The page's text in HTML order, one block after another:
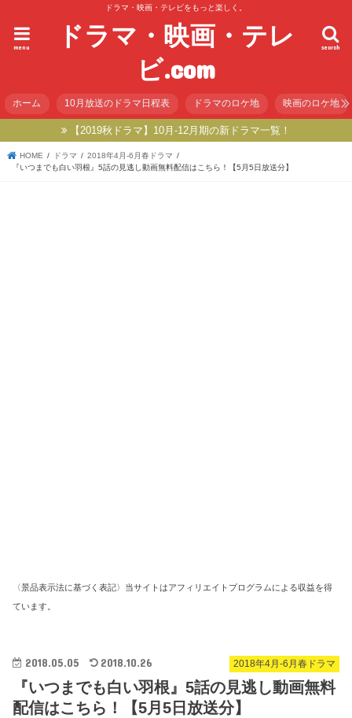
ドラマ・映画・テレビをもっと楽しく。
ドラマ・映画・テレ
ビ.com
search
menu
ホーム 10月放送のドラマ日程表 ドラマのロケ地 映画のロケ地
【2019秋ドラマ】10月-12月期の新ドラマ一覧！
HOME ドラマ
2018年4月-6月春ドラマ
『いつまでも白い羽根』5話の見逃し動画無料配信はこちら！【5月5日放送分】
〈景品表示法に基づく表記〉当サイトはアフィリエイトプログラムによる収益を得
ています。
2018年4月-6月春ドラマ
2018.05.05 2018.10.26
『いつまでも白い羽根』5話の見逃し動画無料
配信はこちら！【5月5日放送分】